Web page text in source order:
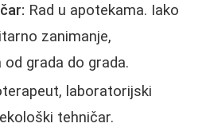
Rad u apotekama. Iako
zanimanje,
grada do grada.
laboratorijski
tehničar.